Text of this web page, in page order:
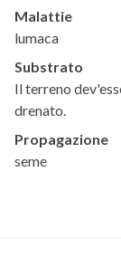
Malattie
lumaca
Substrato
Il terreno
drenato.
Propagazione
seme